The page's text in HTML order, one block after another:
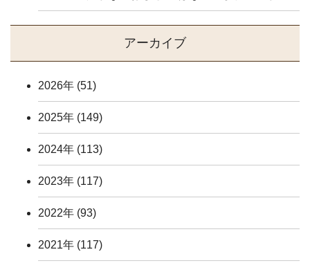
アーカイブ
2026年 (51)
2025年 (149)
2024年 (113)
2023年 (117)
2022年 (93)
2021年 (117)